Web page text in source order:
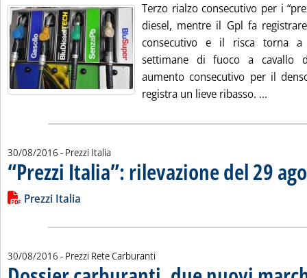
Terzo rialzo consecutivo per i
diesel, mentre il Gpl fa
consecutivo e il risca torna a
settimane di fuoco a cavallo
aumento consecutivo per il
registra un lieve ribasso. ...
30/08/2016 - Prezzi Italia
“Prezzi Italia”: rilevazione del 29
Leggi tutta la notizia: '“Prezzi Italia”: rilevazione del 29
Lista allegati PDF alla notizia
Prezzi Italia
30/08/2016 - Prezzi Rete Carburanti